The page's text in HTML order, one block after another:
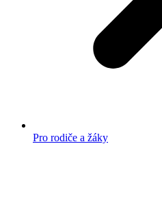
Pro rodiče a žáky